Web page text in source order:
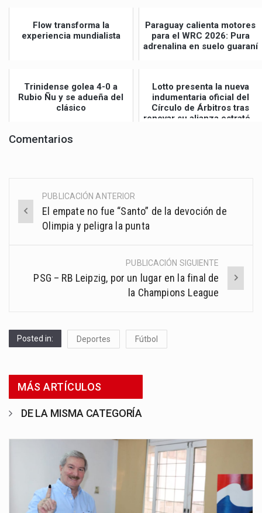
Flow transforma la
experiencia mundialista
Paraguay calienta motores
para el WRC 2026: Pura
adrenalina en suelo guaraní
Trinidense golea 4-0 a
Rubio Ñu y se adueña del
clásico
Lotto presenta la nueva
indumentaria oficial del
Círculo de Árbitros tras
renovar su alianza estraté...
Comentarios
Post
navigation
PUBLICACIÓN ANTERIOR
El empate no fue “Santo” de la devoción de
Olimpia y peligra la punta
PUBLICACIÓN SIGUIENTE
PSG – RB Leipzig, por un lugar en la final de
la Champions League
Posted in: Deportes Fútbol
MÁS ARTÍCULOS
DE LA MISMA CATEGORÍA